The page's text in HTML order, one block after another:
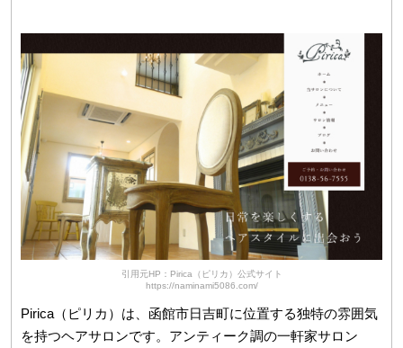
引用元HP：Pirica（ピリカ）公式サイト
https://naminami5086.com/
Pirica（ピリカ）は、函館市日吉町に位置する独特の雰囲気
を持つヘアサロンです。アンティーク調の一軒家サロン